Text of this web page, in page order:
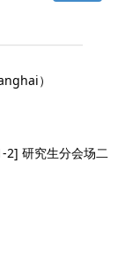
）
2] 研究生分会场二